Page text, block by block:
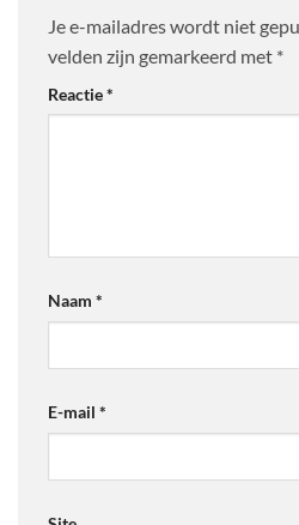
Je e-mailadres wordt niet
velden zijn gemarkeerd met *
Reactie*
Naam *
E-mail *